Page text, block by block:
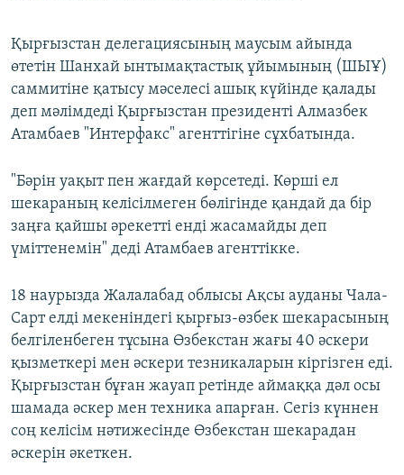
Қырғызстан делегациясының маусым айында
өтетін Шанхай ынтымақтастық ұйымының (ШЫҰ)
саммитіне қатысу мәселесі ашық күйінде қалады
деп мәлімдеді Қырғызстан президенті Алмазбек
Атамбаев "Интерфакс" агенттігіне сұхбатында.
"Бәрін уақыт пен жағдай көрсетеді. Көрші ел
шекараның келісілмеген бөлігінде қандай да бір
заңға қайшы әрекетті енді жасамайды деп
үміттенемін" деді Атамбаев агенттікке.
18 наурызда Жалалабад облысы Ақсы ауданы Чала-
Сарт елді мекеніндегі қырғыз-өзбек шекарасының
белгіленбеген тұсына Өзбекстан жағы 40 әскери
қызметкері мен әскери тезникаларын кіргізген еді.
Қырғызстан бұған жауап ретінде аймаққа дәл осы
шамада әскер мен техника апарған. Сегіз күннен
соң келісім нәтижесінде Өзбекстан шекарадан
әскерін әкеткен.